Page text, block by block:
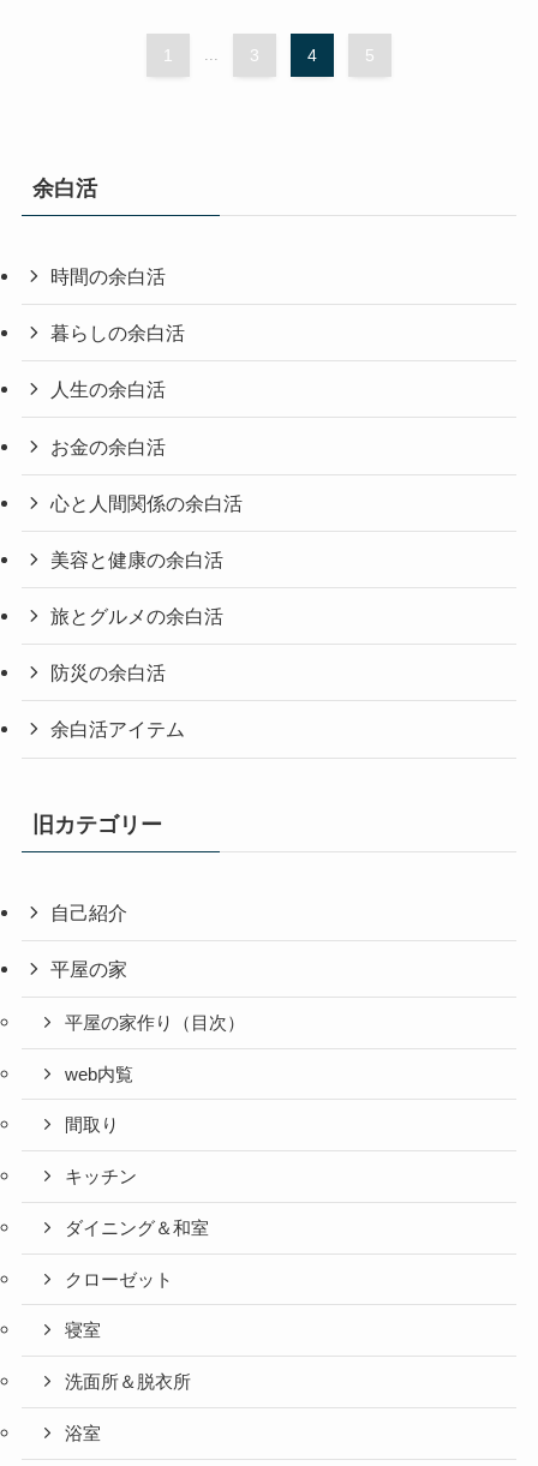
1 3 4 5
余白活
時間の余白活
暮らしの余白活
人生の余白活
お金の余白活
心と人間関係の余白活
美容と健康の余白活
旅とグルメの余白活
防災の余白活
余白活アイテム
旧カテゴリー
自己紹介
平屋の家
平屋の家作り（目次）
web内覧
間取り
キッチン
ダイニング＆和室
クローゼット
寝室
洗面所＆脱衣所
浴室